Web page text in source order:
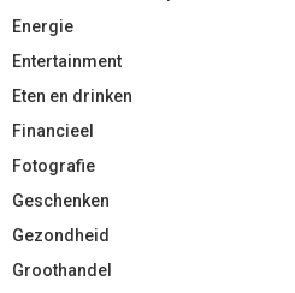
Energie
Entertainment
Eten en drinken
Financieel
Fotografie
Geschenken
Gezondheid
Groothandel